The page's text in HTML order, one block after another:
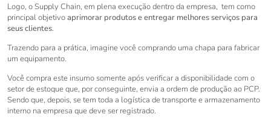
Logo, o Supply Chain, em plena execução dentro da empresa, tem como
principal objetivoaprimorar produtos e entregar melhores serviços para
seus clientes.
Trazendo para a prática, imagine você comprando uma chapa para fabricar
um equipamento.
Você compra este insumo somente após verificar a disponibilidade com o
setor de estoque que, por conseguinte, envia a ordem de produção ao PCP.
Sendo que, depois, se tem toda a logística de transporte e armazenamento
interno na empresa que deve ser registrado.